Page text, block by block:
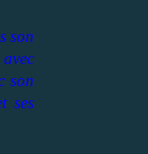
son
son
ses